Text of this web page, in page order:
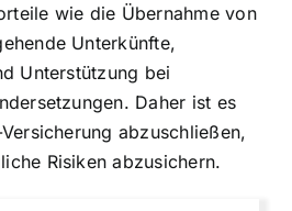
wie die Übernahme von
Unterkünfte,
Unterstützung bei
. Daher ist es
abzuschließen,
Risiken abzusichern.